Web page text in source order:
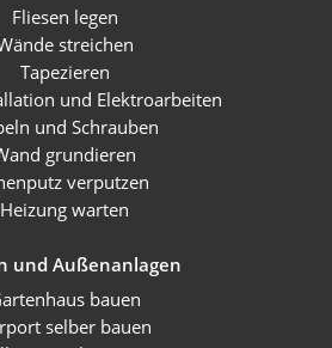
Fliesen legen
streichen
Tapezieren
und Elektroarbeiten
und Schrauben
grundieren
verputzen
Heizung warten
und Außenanlagen
bauen
selber bauen